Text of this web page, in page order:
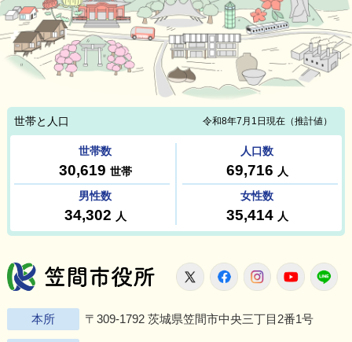
笠間市役所
X FacebookInstagram
本所 〒309-1792 茨城県笠間市中央三丁目2番1号